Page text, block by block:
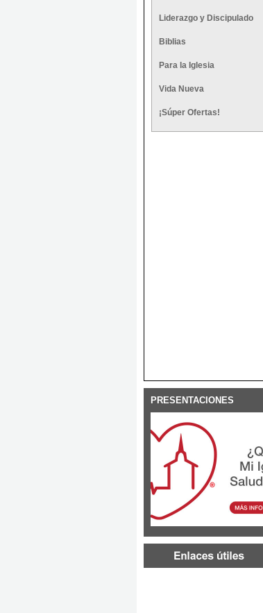
Liderazgo y Discipulado
Biblias
Para la Iglesia
Vida Nueva
¡Súper Ofertas!
PRESENTACIONES